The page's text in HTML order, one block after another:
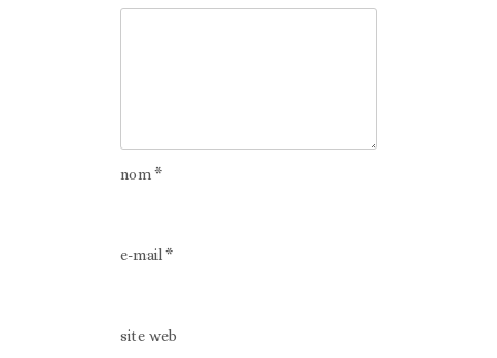
nom*
e-mail*
site web